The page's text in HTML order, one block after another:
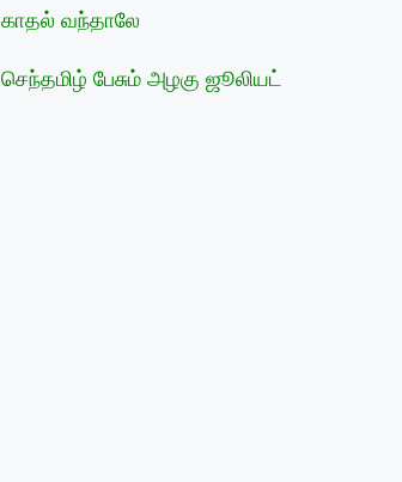
காதல் வந்தாலே
செந்தமிழ் பேசும் அழகு ஜூலியட்